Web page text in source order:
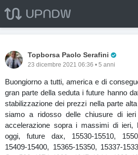
Topborsa Paolo Serafini
23 dicembre 2021 06:36 • 5 anni
Buongiorno a tutti, america e di
gran parte della seduta i future hanno
stabilizzazione dei prezzi nella parte
siamo a ridosso delle chiusure di
accelerazione sopra i massimi di ieri,
oggi, future dax, 15530-15510,
15409-15400, 15365-15350, 15337-